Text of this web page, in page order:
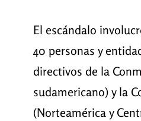
El escándalo
40 personas y
directivos de la
sudamericano) y la
(Norteamérica y